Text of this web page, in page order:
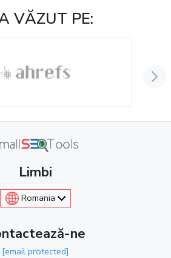
VĂZUT PE:
Limbi
Romania
ne
[email protected]